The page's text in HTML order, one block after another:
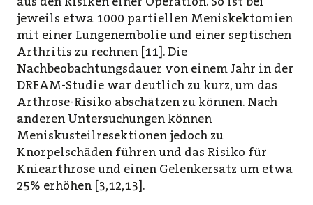
jeweils etwa 1000 partiellen Meniskektomien
mit einer Lungenembolie und einer septischen
Arthritis zu rechnen [11]. Die
Nachbeobachtungsdauer von einem Jahr in der
DREAM-Studie war deutlich zu kurz, um das
Arthrose-Risiko abschätzen zu können. Nach
anderen Untersuchungen können
Meniskusteilresektionen jedoch zu
Knorpelschäden führen und das Risiko für
Kniearthrose und einen Gelenkersatz um etwa
25% erhöhen [3,12,13].